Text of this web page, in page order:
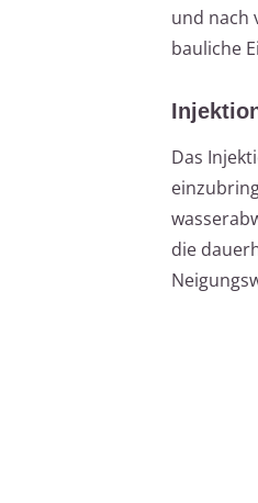
und nach
bauliche
Das
die